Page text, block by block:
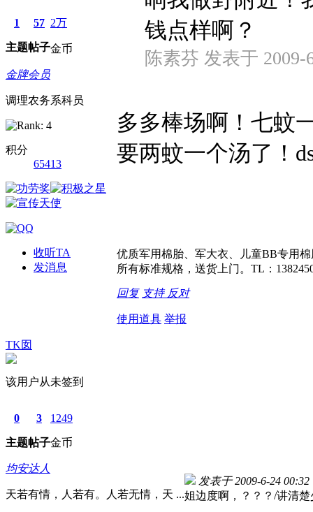
1
主题
57
帖子
2万
金币
金牌会员
调理农务系科员
积分
65413
收听TA
发消息
钱点样啊？
陈素芬 发表于 2009-
多多棒场啊！七蚊
要两蚊一个汤了！
优质军用棉胎、军大衣、儿童BB专用
所有标准规格，送货上门。TL：
回复 支持 反对
使用道具 举报
TK囡
该用户从未签到
0
主题
3
帖子
1249
金币
均安达人
天若有情，人若有。人若无情，天 ...
发表于 2009-6-24 00:32
姐边度啊，？？？/讲清